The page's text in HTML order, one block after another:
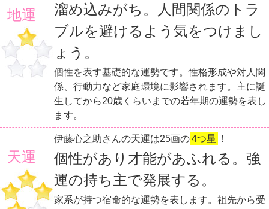
地運
溜め込みがち。人間関係のトラ
ブルを避けるよう気をつけまし
ょう。
個性を表す基礎的な運勢です。性格形成や対人関
係、行動力など家庭環境に影響されます。主に誕
生してから20歳くらいまでの若年期の運勢を表し
ます。
天運
伊藤心之助さんの天運は25画の4つ星 ！
個性があり才能があふれる。強
運の持ち主で発展する。
家系が持つ宿命的な運勢を表します。祖先から受